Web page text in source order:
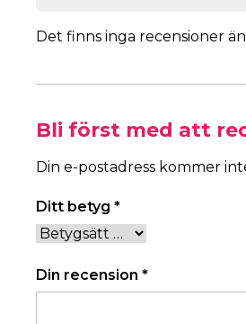
Det finns inga recensioner
Bli först med att
Din e-postadress kommer
Ditt betyg *
Din recension *